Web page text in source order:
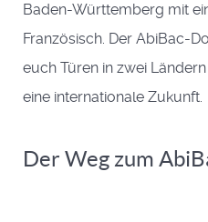
Baden-Württemberg mit
Französisch. Der AbiBac-
euch Türen in zwei
eine internationale Zukunft.
Der Weg zum